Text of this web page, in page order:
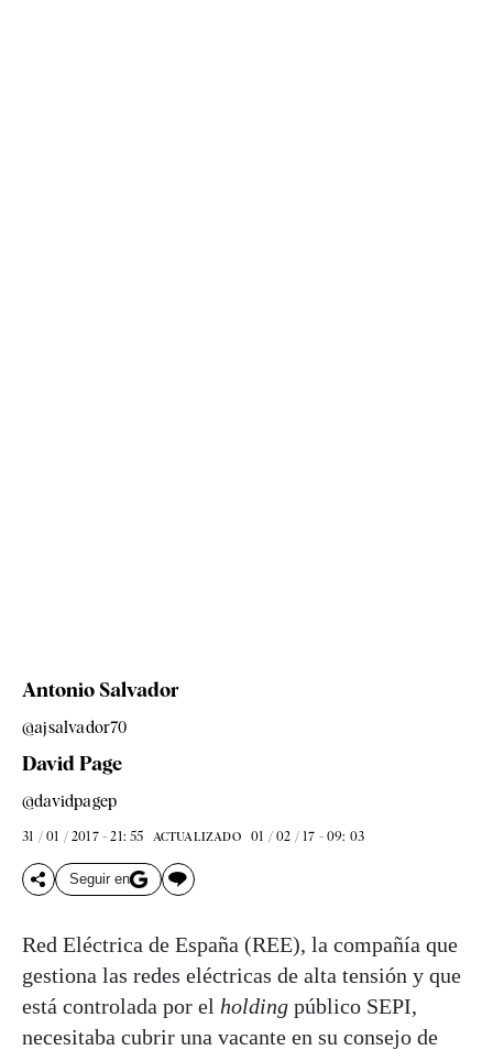
Antonio Salvador
@ajsalvador70
David Page
@davidpagep
31 / 01 / 2017 - 21: 55 ACTUALIZADO 01 / 02 / 17 - 09: 03
Seguir en
Red Eléctrica de España (REE), la compañía que
gestiona las redes eléctricas de alta tensión y que
está controlada por el holding público SEPI,
necesitaba cubrir una vacante en su consejo de